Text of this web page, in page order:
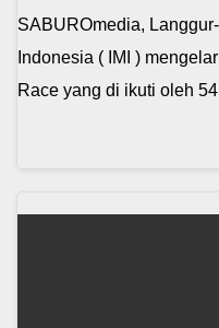
SABUROmedia,
Indonesia ( IMI )
Race yang di ikuti oleh